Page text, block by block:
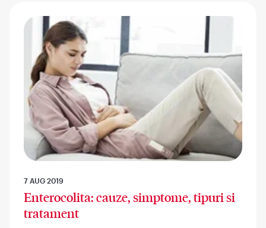
7 AUG 2019
Enterocolita: cauze, simptome, tipuri si
tratament